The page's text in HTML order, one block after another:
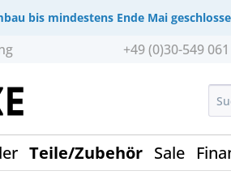
bis mindestens Ende Mai
+49 (0)30-549
Teile/Zubehör Sale